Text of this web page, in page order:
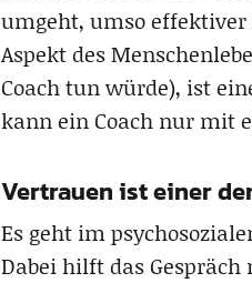
umgeht, umso effektiver
Aspekt des
Coach tun würde), ist
kann ein Coach nur mit
Vertrauen ist einer
Es geht im
Dabei hilft das